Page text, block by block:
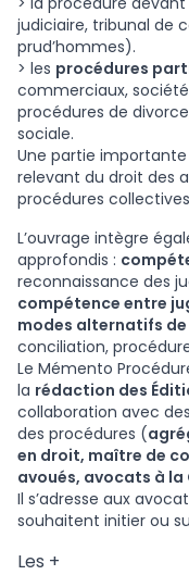
judiciaire, tribunal de
prud’hommes).
> les procédures
commerciaux,
procédures de
sociale.
Une partie
relevant du droit des
procédures
L’ouvrage intègre
approfondis :
reconnaissance des
compétence entre
modes alternatifs
conciliation,
Le Mémento
la rédaction des
collaboration avec
des procédures (
en droit, maître de
avoués, avocats à
Il s’adresse aux
souhaitent initier ou
Les +